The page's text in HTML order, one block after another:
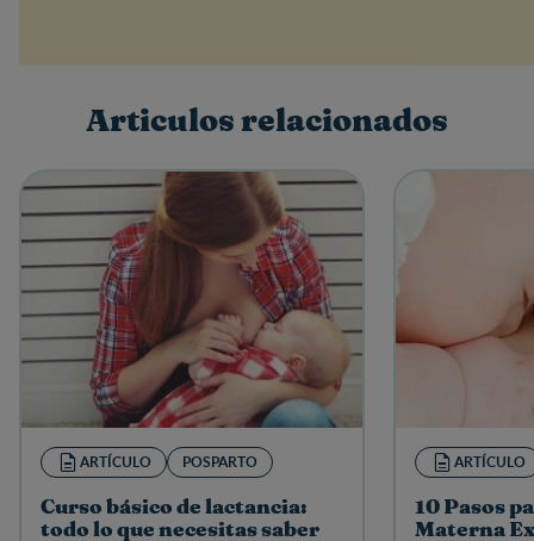
Escribe una reseña
Articulos relacionados
ARTÍCULO POSPARTO
Curso básico de lactancia:
todo lo que necesitas saber
ARTÍCULO
10 Pasos
Materna